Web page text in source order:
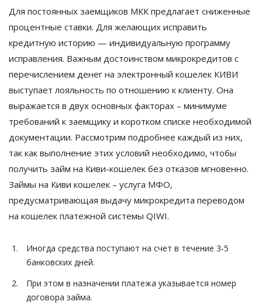
Для постоянных заемщиков МКК предлагает сниженные
процентные ставки. Для желающих исправить
кредитную историю — индивидуальную программу
исправления. Важным достоинством микрокредитов с
перечислением денег на электронный кошелек КИВИ
выступает лояльность по отношению к клиенту. Она
выражается в двух основных факторах – минимуме
требований к заемщику и коротком списке необходимой
документации. Рассмотрим подробнее каждый из них,
так как выполнение этих условий необходимо, чтобы
получить займ на Киви-кошелек без отказов мгновенно.
Займы на Киви кошелек – услуга МФО,
предусматривающая выдачу микрокредита переводом
на кошелек платежной системы QIWI.
Иногда средства поступают на счет в течение 3-5
банковских дней.
При этом в назначении платежа указывается номер
договора займа.